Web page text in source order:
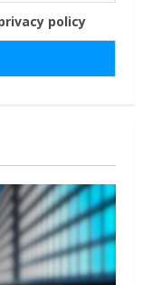
policy